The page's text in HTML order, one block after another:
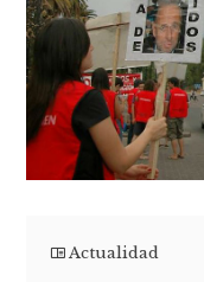
Actualidad